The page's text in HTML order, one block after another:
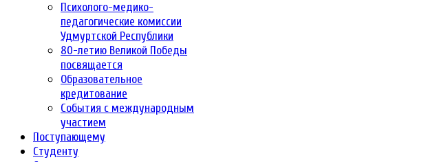
Психолого-медико-
педагогические комиссии
Удмуртской Республики
80-летию Великой Победы
посвящается
Образовательное
кредитование
События с международным
участием
Поступающему
Студенту